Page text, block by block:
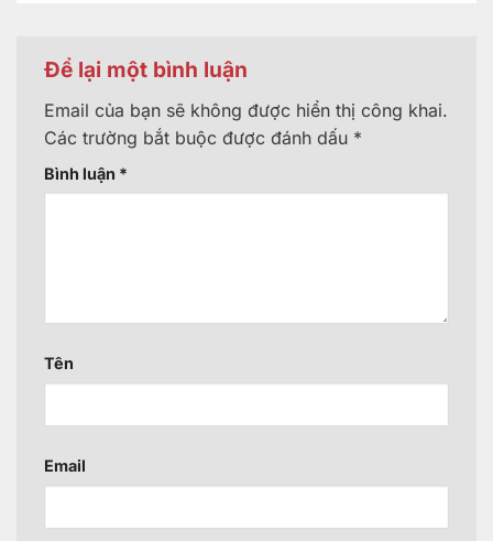
Để lại một bình luận
Email của bạn sẽ không được hiển thị công khai.
Các trường bắt buộc được đánh dấu *
Bình luận *
Tên
Email